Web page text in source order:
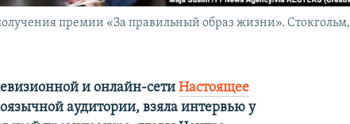
премии «За правильный образ жизни». Стокгольм,
и онлайн-сетиНастоящее
аудитории, взяла интервью у